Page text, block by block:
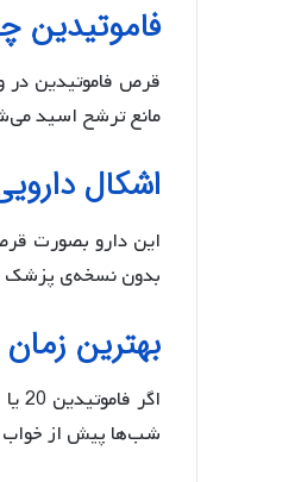
فاموتیدین
قرص فاموتیدین در
مانع ترشح اسید
اشکال
بدون نسخه‌ی پزشک
بهترین
شب‌ها پیش از خواب